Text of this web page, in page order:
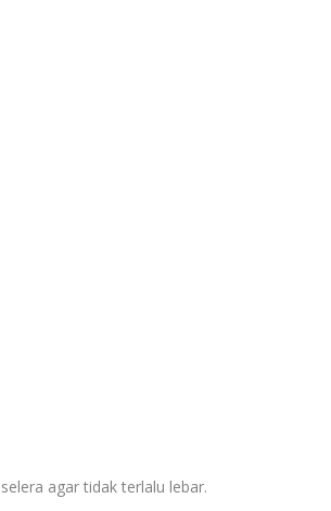
agar tidak terlalu lebar.